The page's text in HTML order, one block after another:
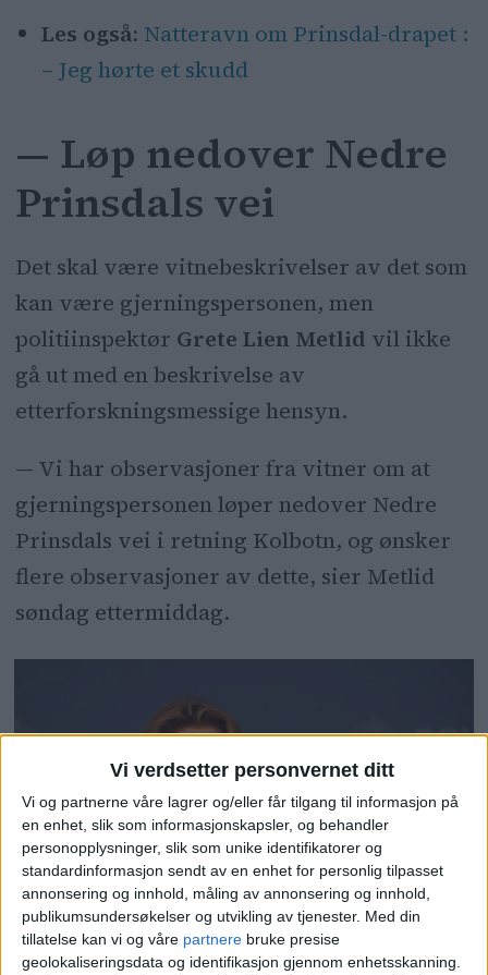
Vi verdsetter personvernet ditt
Vi og partnerne våre lagrer og/eller får tilgang til informasjon på
en enhet, slik som informasjonskapsler, og behandler
personopplysninger, slik som unike identifikatorer og
standardinformasjon sendt av en enhet for personlig tilpasset
annonsering og innhold, måling av annonsering og innhold,
publikumsundersøkelser og utvikling av tjenester. Med din
tillatelse kan vi og våre partnere bruke presise
geolokaliseringsdata og identifikasjon gjennom enhetsskanning.
Les også: Natteravn om Prinsdal-drapet :
– Jeg hørte et skudd
— Løp nedover Nedre
Prinsdals vei
Det skal være vitnebeskrivelser av det som
kan være gjerningspersonen, men
politiinspektør Grete Lien Metlid vil ikke
gå ut med en beskrivelse av
etterforskningsmessige hensyn.
— Vi har observasjoner fra vitner om at
gjerningspersonen løper nedover Nedre
Prinsdals vei i retning Kolbotn, og ønsker
flere observasjoner av dette, sier Metlid
søndag ettermiddag.